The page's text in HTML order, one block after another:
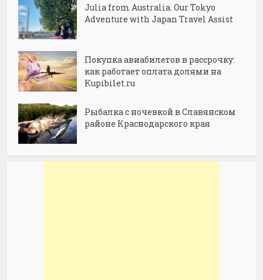
Julia from Australia. Our Tokyo
Adventure with Japan Travel Assist
Покупка авиабилетов в рассрочку:
как работает оплата долями на
Kupibilet.ru
Рыбалка с ночевкой в Славянском
районе Краснодарского края